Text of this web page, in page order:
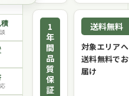
1
年
間
品
質
保
証
送料無料
対象エリアへ
送料無料でお
届け